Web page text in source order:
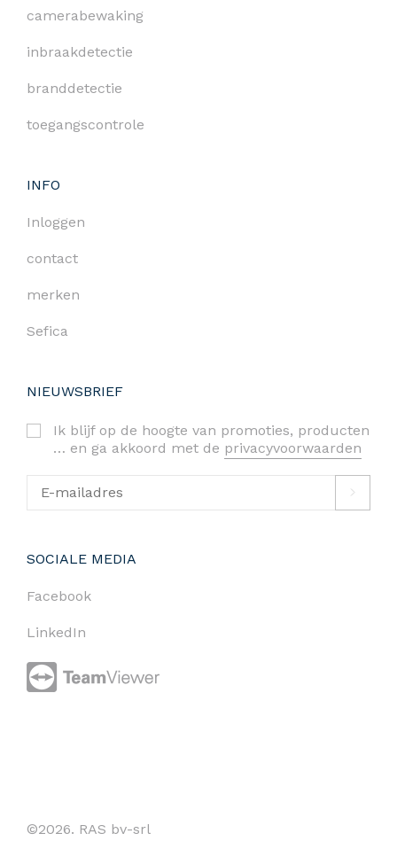
camerabewaking
inbraakdetectie
branddetectie
toegangscontrole
INFO
Inloggen
contact
merken
Sefica
NIEUWSBRIEF
Ik blijf op de hoogte van promoties, producten
… en ga akkoord met de privacyvoorwaarden
SOCIALE MEDIA
Facebook
LinkedIn
©2026. RAS bv-srl